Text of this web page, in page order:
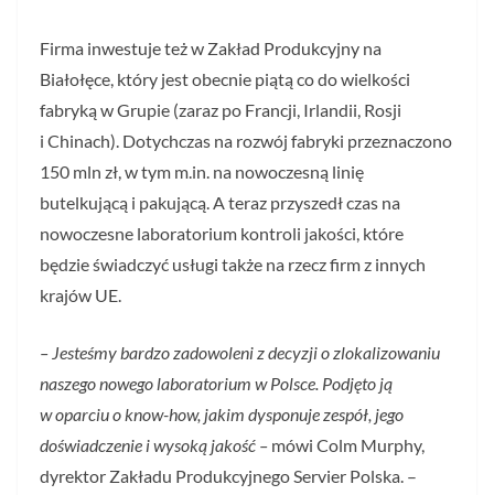
Firma inwestuje też w Zakład Produkcyjny na
Białołęce, który jest obecnie piątą co do wielkości
fabryką w Grupie (zaraz po Francji, Irlandii, Rosji
i Chinach). Dotychczas na rozwój fabryki przeznaczono
150 mln zł, w tym m.in. na nowoczesną linię
butelkującą i pakującą. A teraz przyszedł czas na
nowoczesne laboratorium kontroli jakości, które
będzie świadczyć usługi także na rzecz firm z innych
krajów UE.
– Jesteśmy bardzo zadowoleni z decyzji o zlokalizowaniu
naszego nowego laboratorium w Polsce. Podjęto ją
w oparciu o know-how, jakim dysponuje zespół, jego
doświadczenie i wysoką jakość – mówi Colm Murphy,
dyrektor Zakładu Produkcyjnego Servier Polska. –